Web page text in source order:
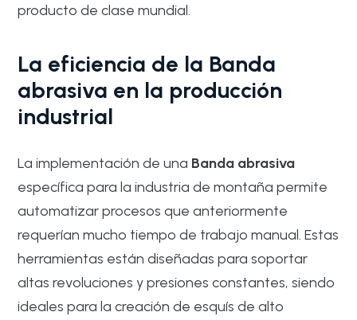
producto de clase mundial.
La eficiencia de la Banda
abrasiva en la producción
industrial
La implementación de una Banda abrasiva
específica para la industria de montaña permite
automatizar procesos que anteriormente
requerían mucho tiempo de trabajo manual. Estas
herramientas están diseñadas para soportar
altas revoluciones y presiones constantes, siendo
ideales para la creación de esquís de alto